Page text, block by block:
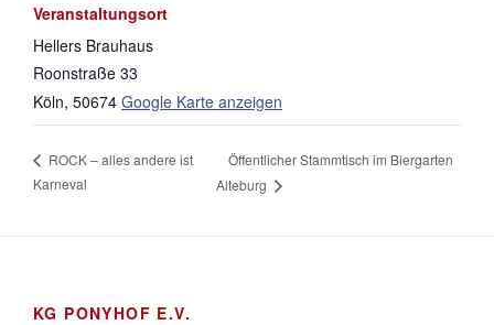
Veranstaltungsort
Hellers Brauhaus
Roonstraße 33
Köln, 50674 Google Karte anzeigen
ROCK – alles andere ist
Karneval
Öffentlicher Stammtisch im Biergarten
Alteburg
KG PONYHOF E.V.